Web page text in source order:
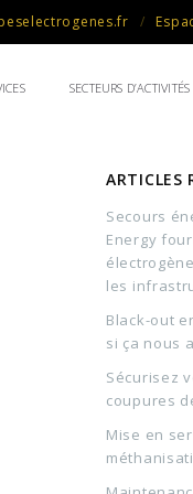
SECTEURS D’ACTIVITÉS
ARTICLES
Secours
Energy
les
Black-out
si ça nous
Sécurisez
coupures
Mise en